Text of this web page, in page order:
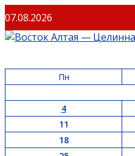
Перейти
к
содержимому
07.08.2026
Пн
4
11
18